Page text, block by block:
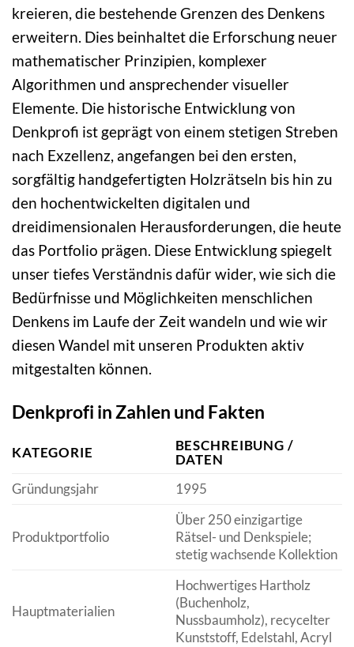
kreieren, die bestehende Grenzen des Denkens
erweitern. Dies beinhaltet die Erforschung neuer
mathematischer Prinzipien, komplexer
Algorithmen und ansprechender visueller
Elemente. Die historische Entwicklung von
Denkprofi ist geprägt von einem stetigen Streben
nach Exzellenz, angefangen bei den ersten,
sorgfältig handgefertigten Holzrätseln bis hin zu
den hochentwickelten digitalen und
dreidimensionalen Herausforderungen, die heute
das Portfolio prägen. Diese Entwicklung spiegelt
unser tiefes Verständnis dafür wider, wie sich die
Bedürfnisse und Möglichkeiten menschlichen
Denkens im Laufe der Zeit wandeln und wie wir
diesen Wandel mit unseren Produkten aktiv
mitgestalten können.
Denkprofi in Zahlen und Fakten
KATEGORIE
BESCHREIBUNG /
DATEN
Gründungsjahr
1995
Produktportfolio
Über 250 einzigartige
Rätsel- und Denkspiele;
stetig wachsende Kollektion
Hauptmaterialien
Hochwertiges Hartholz
(Buchenholz,
Nussbaumholz), recycelter
Kunststoff, Edelstahl, Acryl